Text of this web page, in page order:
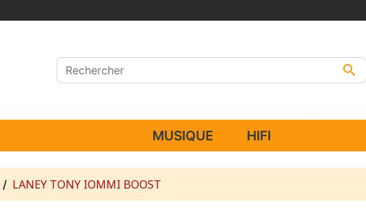

MUSIQUE HIFI
LANEY TONY IOMMI BOOST